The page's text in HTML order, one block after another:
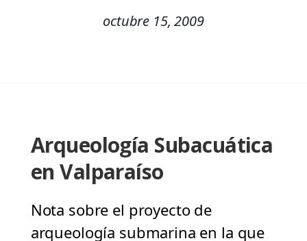
octubre 15, 2009
Arqueología Subacuática
en Valparaíso
Nota sobre el proyecto de
arqueología submarina en la que